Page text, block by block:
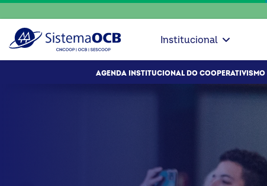
Institucional
AGENDA INSTITUCIONAL DO COOPERATIVISMO